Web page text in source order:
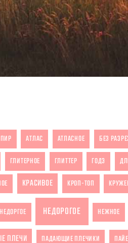
АТЛАС АТЛАСНОЕ БЕЗ
ГЛИТЕРНОЕ ГЛИТТЕР ГОДЭ
КРАСИВОЕ КРОП-ТОП
НЕДОРГОЕ НЕДОРОГОЕ НЕЖНОЕ
ПЛЕЧИ ПАДАЮЩИЕ ПЛЕЧИКИ